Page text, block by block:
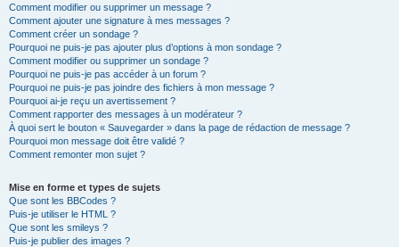
Comment modifier ou supprimer un message ?
Comment ajouter une signature à mes messages ?
Comment créer un sondage ?
Pourquoi ne puis-je pas ajouter plus d’options à mon sondage ?
Comment modifier ou supprimer un sondage ?
Pourquoi ne puis-je pas accéder à un forum ?
Pourquoi ne puis-je pas joindre des fichiers à mon message ?
Pourquoi ai-je reçu un avertissement ?
Comment rapporter des messages à un modérateur ?
À quoi sert le bouton « Sauvegarder » dans la page de rédaction de message ?
Pourquoi mon message doit être validé ?
Comment remonter mon sujet ?
Mise en forme et types de sujets
Que sont les BBCodes ?
Puis-je utiliser le HTML ?
Que sont les smileys ?
Puis-je publier des images ?